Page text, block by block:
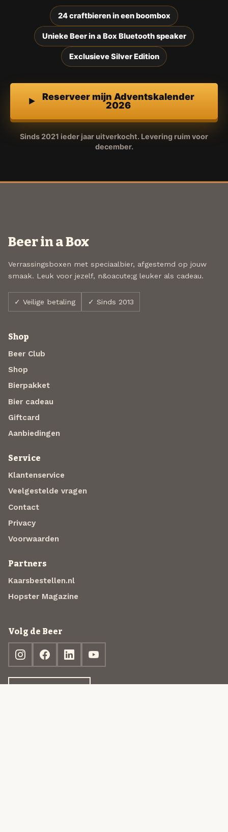
24 craftbieren in een boombox
Unieke Beer in a Box Bluetooth speaker
Exclusieve Silver Edition
Reserveer mijn Adventskalender
2026
Sinds 2021 ieder jaar uitverkocht. Levering ruim voor
december.
Beer in a Box
Verrassingsboxen met speciaalbier, afgestemd op jouw
smaak. Leuk voor jezelf, n&oacute;g leuker als cadeau.
✓ Veilige betaling ✓ Sinds 2013
Shop
Beer Club
Shop
Bierpakket
Bier cadeau
Giftcard
Aanbiedingen
Service
Klantenservice
Veelgestelde vragen
Contact
Privacy
Voorwaarden
Partners
Kaarsbestellen.nl
Hopster Magazine
Volg de Beer